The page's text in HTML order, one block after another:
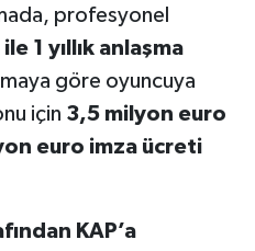
profesyonel
1 yıllık anlaşma
göre oyuncuya
için 3,5 milyon euro
euro imza ücreti
KAP’a